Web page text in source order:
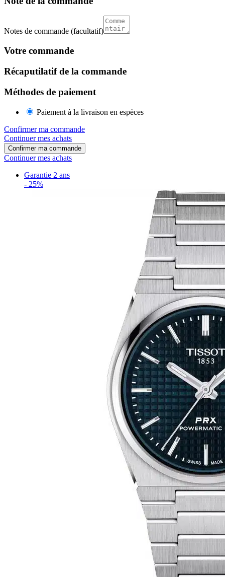
Notes de commande (facultatif)
Votre commande
Récaputilatif de la commande
Méthodes de paiement
Paiement à la livraison en espèces
Confirmer ma commande
Continuer mes achats
Confirmer ma commande
Continuer mes achats
Garantie 2 ans
- 25%